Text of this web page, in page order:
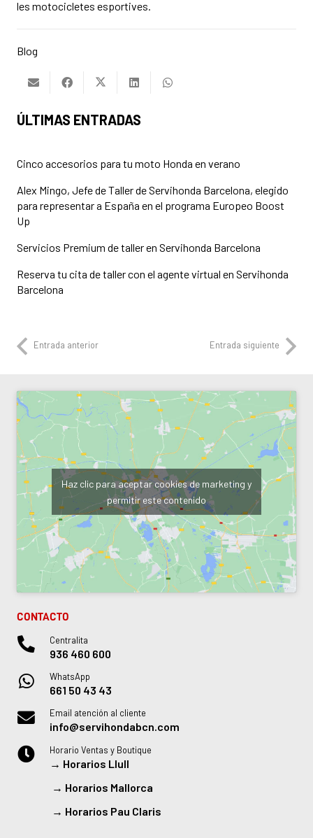
les motocicletes esportives.
Blog
ÚLTIMAS ENTRADAS
Cinco accesorios para tu moto Honda en verano
Alex Mingo, Jefe de Taller de Servihonda Barcelona, elegido
para representar a España en el programa Europeo Boost
Up
Servicios Premium de taller en Servihonda Barcelona
Reserva tu cita de taller con el agente virtual en Servihonda
Barcelona
Entrada anterior Entrada siguiente
Haz clic para aceptar cookies de marketing y
permitir este contenido
CONTACTO
Centralita
936 460 600
WhatsApp
661 50 43 43
Email atención al cliente
info@servihondabcn.com
Horario Ventas y Boutique
→ Horarios Llull
→ Horarios Mallorca
→ Horarios Pau Claris